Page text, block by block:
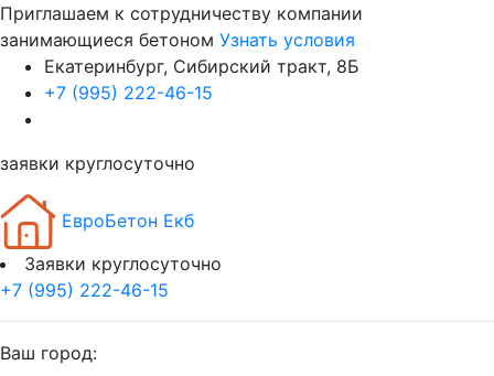
Приглашаем к сотрудничеству компании
занимающиеся бетоном Узнать условия
Екатеринбург, Сибирский тракт, 8Б
+7 (995) 222-46-15
заявки круглосуточно
ЕвроБетон Екб
Заявки круглосуточно
+7 (995) 222-46-15
Ваш город: